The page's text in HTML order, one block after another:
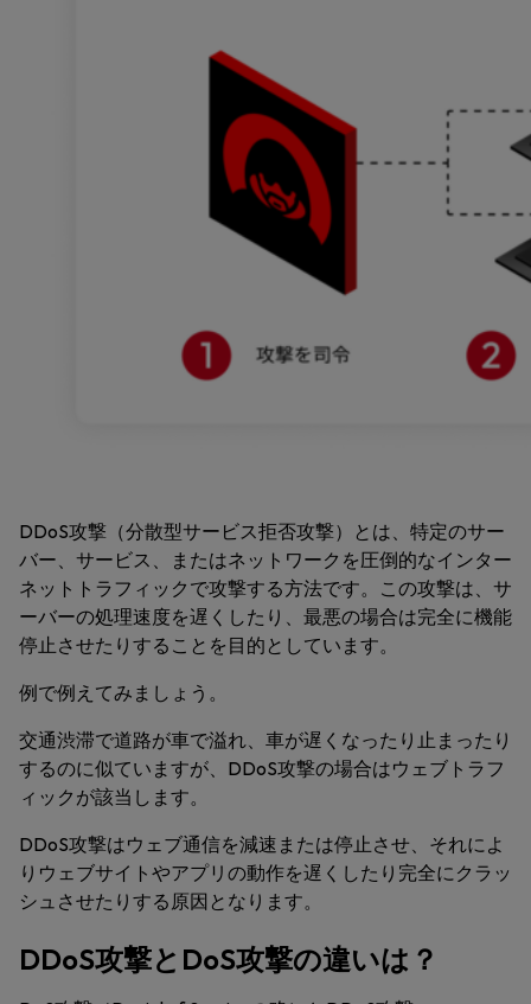
DDoS攻撃（分散型サービス拒否攻撃）とは、特定のサー
バー、サービス、またはネットワークを圧倒的なインター
ネットトラフィックで攻撃する方法です。この攻撃は、サ
ーバーの処理速度を遅くしたり、最悪の場合は完全に機能
停止させたりすることを目的としています。
例で例えてみましょう。
交通渋滞で道路が車で溢れ、車が遅くなったり止まったり
するのに似ていますが、DDoS攻撃の場合はウェブトラフ
ィックが該当します。
DDoS攻撃はウェブ通信を減速または停止させ、それによ
りウェブサイトやアプリの動作を遅くしたり完全にクラッ
シュさせたりする原因となります。
DDoS攻撃とDoS攻撃の違いは？